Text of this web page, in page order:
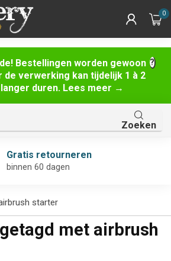
Bestellingen worden gewoon
de verwerking kan tijdelijk 1 à 2
duren. Lees meer →
0
Zoeken
Gratis retourneren
binnen 60 dagen
starter
met airbrush